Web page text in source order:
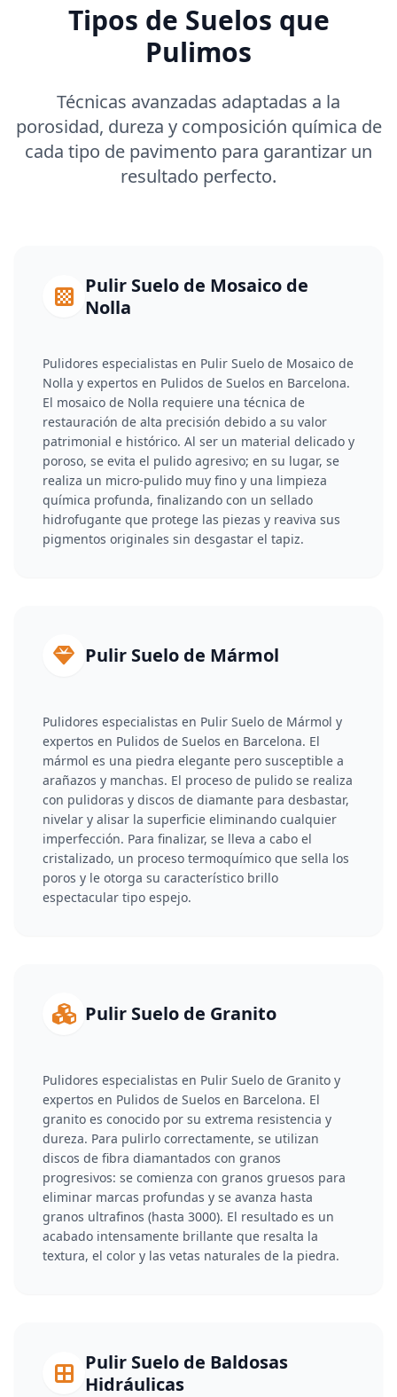
Tipos de Suelos que
Pulimos
Técnicas avanzadas adaptadas a la
porosidad, dureza y composición química de
cada tipo de pavimento para garantizar un
resultado perfecto.
Pulir Suelo de Mosaico de
Nolla
Pulidores especialistas en Pulir Suelo de Mosaico de
Nolla y expertos en Pulidos de Suelos en Barcelona.
El mosaico de Nolla requiere una técnica de
restauración de alta precisión debido a su valor
patrimonial e histórico. Al ser un material delicado y
poroso, se evita el pulido agresivo; en su lugar, se
realiza un micro-pulido muy fino y una limpieza
química profunda, finalizando con un sellado
hidrofugante que protege las piezas y reaviva sus
pigmentos originales sin desgastar el tapiz.
Pulir Suelo de Mármol
Pulidores especialistas en Pulir Suelo de Mármol y
expertos en Pulidos de Suelos en Barcelona. El
mármol es una piedra elegante pero susceptible a
arañazos y manchas. El proceso de pulido se realiza
con pulidoras y discos de diamante para desbastar,
nivelar y alisar la superficie eliminando cualquier
imperfección. Para finalizar, se lleva a cabo el
cristalizado, un proceso termoquímico que sella los
poros y le otorga su característico brillo
espectacular tipo espejo.
Pulir Suelo de Granito
Pulidores especialistas en Pulir Suelo de Granito y
expertos en Pulidos de Suelos en Barcelona. El
granito es conocido por su extrema resistencia y
dureza. Para pulirlo correctamente, se utilizan
discos de fibra diamantados con granos
progresivos: se comienza con granos gruesos para
eliminar marcas profundas y se avanza hasta
granos ultrafinos (hasta 3000). El resultado es un
acabado intensamente brillante que resalta la
textura, el color y las vetas naturales de la piedra.
Pulir Suelo de Baldosas
Hidráulicas